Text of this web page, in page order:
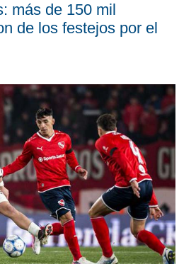
más de 150 mil
de los festejos por el